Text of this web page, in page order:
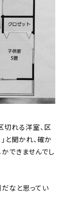
切れる洋室、区
と聞かれ、確か
できませんでし
なと思ってい